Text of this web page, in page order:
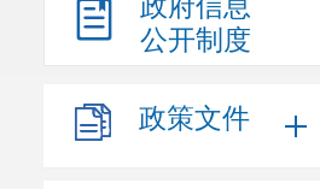
公开制度
政策文件